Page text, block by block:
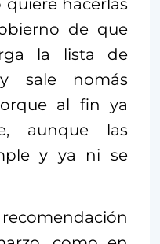
hacerlas
de que
la lista de
y sale nomás
al fin ya
aunque las
y ya ni se